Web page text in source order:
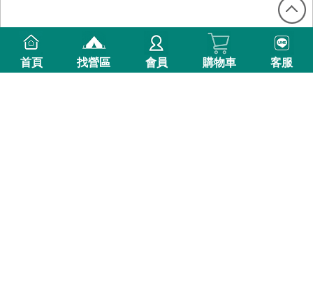
首頁 找營區 會員 購物車 客服